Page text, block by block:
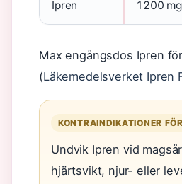
Ipren 1200 mg
Max engångsdos Ipren
(Läkemedelsverket Ipren
KONTRAINDIKATIONER
Undvik Ipren vid
hjärtsvikt, njur- eller